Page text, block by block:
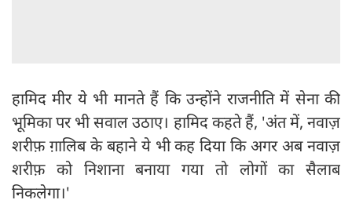
हामिद मीर ये भी मानते हैं कि उन्होंने राजनीति में सेना की
भूमिका पर भी सवाल उठाए। हामिद कहते हैं, 'अंत में, नवाज़
शरीफ़ ग़ालिब के बहाने ये भी कह दिया कि अगर अब नवाज़
शरीफ़ को निशाना बनाया गया तो लोगों का सैलाब
निकलेगा।'